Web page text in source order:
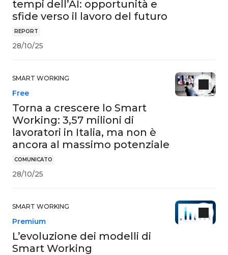
REPORT
tempi dell’AI: opportunità e
sfide verso il lavoro del futuro
28/10/25
SMART WORKING
COMUNICATO
Torna a crescere lo Smart
Working: 3,57 milioni di
lavoratori in Italia, ma non è
ancora al massimo potenziale
Free
28/10/25
SMART WORKING
L’evoluzione dei modelli di
Smart Working
Premium